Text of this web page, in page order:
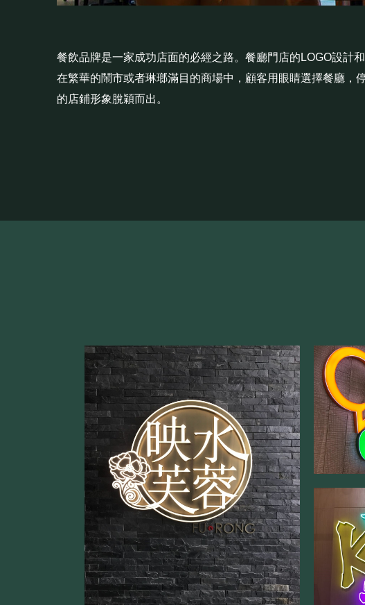
餐飲品牌是一家成功店面的必經之路。餐廳門店的LOGO設計
在繁華的鬧市或者琳瑯滿目的商場中，顧客用眼睛選擇餐廳，
的店鋪形象脫穎而出。